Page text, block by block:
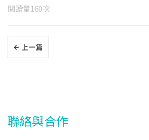
閱讀量160次
← 上一篇
聯絡與合作